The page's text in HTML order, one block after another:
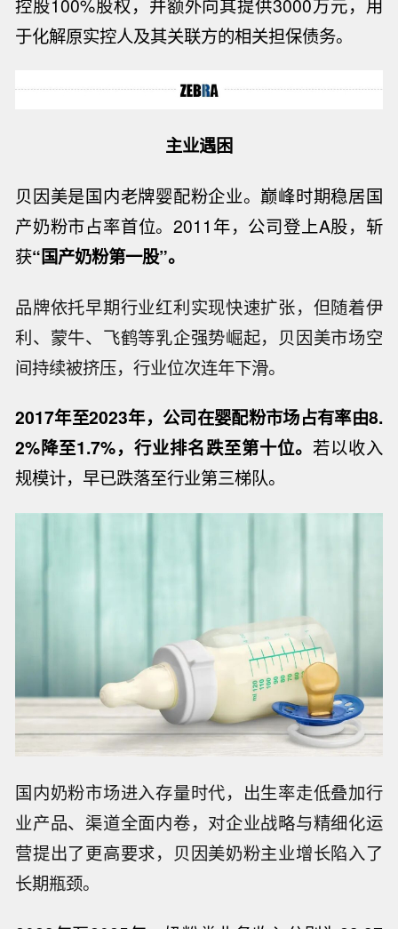
控股100%股权，并额外向其提供3000万元，用
于化解原实控人及其关联方的相关担保债务。
主业遇困
贝因美是国内老牌婴配粉企业。巅峰时期稳居国
产奶粉市占率首位。2011 年，公司登上A股，斩
获“国产奶粉第一股”。
品牌依托早期行业红利实现快速扩张，但随着伊
利、蒙牛、飞鹤等乳企强势崛起，贝因美市场空
间持续被挤压，行业位次连年下滑。
2017年至2023年，公司在婴配粉市场占有率由8.
2%降至1.7%，行业排名跌至第十位。 若以收入
规模计，早已跌落至行业第三梯队。
国内奶粉市场进入存量时代，出生率走低叠加行
业产品、渠道全面内卷，对企业战略与精细化运
营提出了更高要求，贝因美奶粉主业增长陷入了
长期瓶颈。